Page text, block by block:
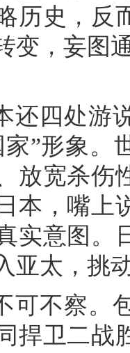
历史，反
变，妄图
还四处游
家”形象。
放宽杀伤
本，嘴上
实意图。
亚太，挑
可不察。
捍卫二战